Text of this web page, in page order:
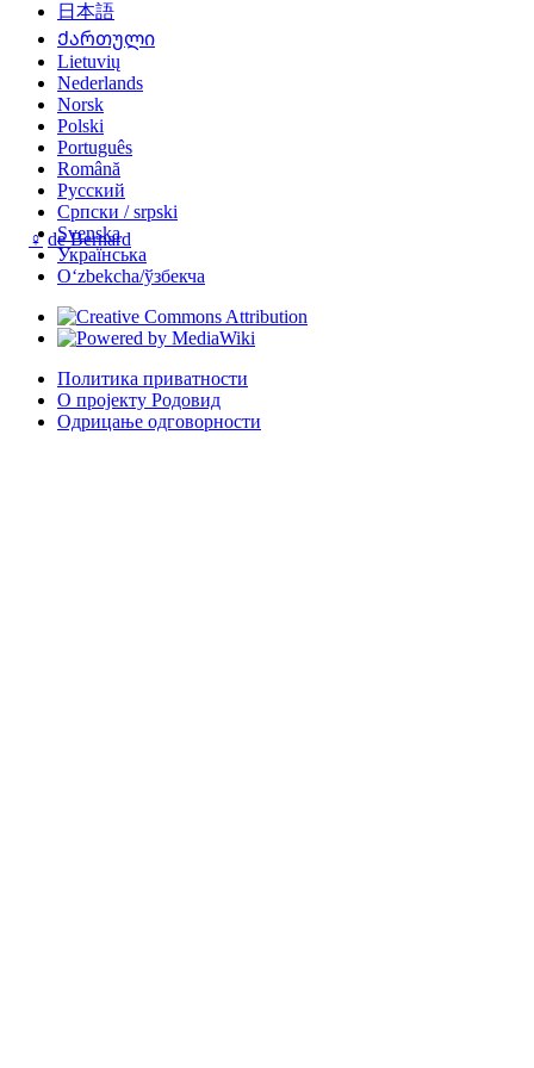
♀ de Bernard
日本語
Ქართული
Lietuvių
Nederlands
Norsk
Polski
Português
Română
Русский
Српски / srpski
Svenska
Українська
Oʻzbekcha/ўзбекча
Политика приватности
О пројекту Родовид
Одрицање одговорности